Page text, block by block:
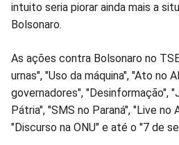
intuito seria piorar ainda mais a
Bolsonaro.
As ações contra Bolsonaro no
urnas", "Uso da máquina", "Ato no
governadores", "Desinformação",
Pátria", "SMS no Paraná", "Live no
"Discurso na ONU" e até o "7 de